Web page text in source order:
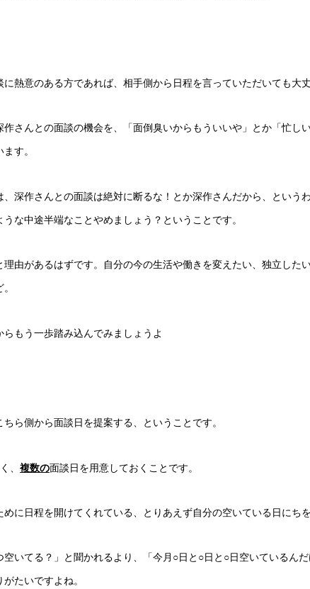
熱意のある方であれば、相手側から日程を言っていただいても大丈
作さんとの面談の機会を、「面倒臭いからもういいや」とか「忙し
す。
、深作さんとの面談は絶対に断るな！とか深作さんだから、という
な中途半端なことやめましょう？ということです。
由があるはずです。自分の今の生活や働きを変えたい、独立した
もう一歩踏み込んでみましょうよ
ら側から面談日を提案する、ということです。
、 複数の面談日を用意しておくことです。
めに日程を開けてくれている、とりあえず自分の空いている日にち
いてる？」と聞かれるより、「今月○日と○日と○日空いているん
たいですよね。